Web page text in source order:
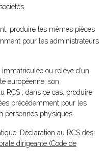
produire les mêmes pièces
pour les administrateurs
ou relève d’un
européenne, son
RCS ; dans ce cas, produire
précédemment pour les
personnes physiques.
:Déclaration au RCS des
dirigeante (Code de